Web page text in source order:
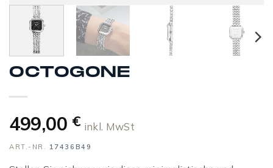
OCTOGONE
499,00 € inkl. MwSt
ART.-NR. 17436B49